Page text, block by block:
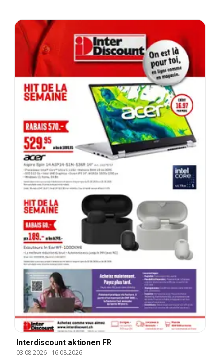
Interdiscount aktionen FR
03.08.2026- 16.08.2026